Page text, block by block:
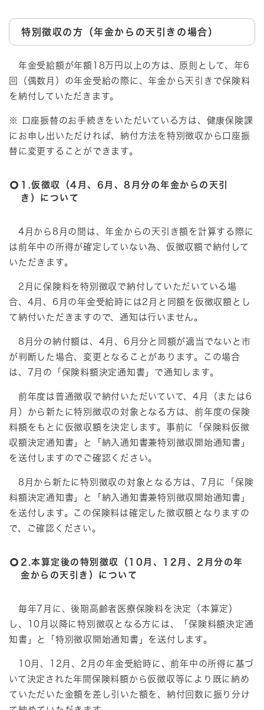
特別徴収の方（年金からの天引きの場合）
年金受給額が年額18万円以上の方は、原則として、年6
回（偶数月）の年金受給の際に、年金から天引きで保険料
を納付していただきます。
※ 口座振替のお手続きをいただいている方は、健康保険課
にお申し出いただければ、納付方法を特別徴収から口座振
替に変更することができます。
1.仮徴収（4月、6月、8月分の年金からの天引
き）について
4月から8月の間は、年金からの天引き額を計算する際に
は前年中の所得が確定していない為、仮徴収額で納付して
いただきます。
2月に保険料を特別徴収で納付していただいている場
合、4月、6月の年金受給時には2月と同額を仮徴収額とし
て納付いただきますので、通知は行いません。
8月分の納付額は、4月、6月分と同額が適当でないと市
が判断した場合、変更となることがあります。この場合
は、7月の「保険料額決定通知書」で通知します。
前年度は普通徴収で納付いただいていて、4月（または6
月）から新たに特別徴収の対象となる方は、前年度の保険
料額をもとに仮徴収額を決定します。事前に「保険料仮徴
収額決定通知書」と「納入通知書兼特別徴収開始通知書」
を送付しますのでご確認ください。
8月から新たに特別徴収の対象となる方は、7月に「保険
料額決定通知書」と「納入通知書兼特別徴収開始通知書」
を送付します。この保険料は確定した徴収額となりますの
で、ご確認ください。
2.本算定後の特別徴収（10月、12月、2月分の年
金からの天引き）について
毎年7月に、後期高齢者医療保険料を決定（本算定）
し、10月以降に特別徴収となる方には、「保険料額決定通
知書」と「特別徴収開始通知書」を送付します。
10月、12月、2月の年金受給時に、前年中の所得に基づ
いて決定された年間保険料額から仮徴収等により既に納め
ていただいた金額を差し引いた額を、納付回数に振り分け